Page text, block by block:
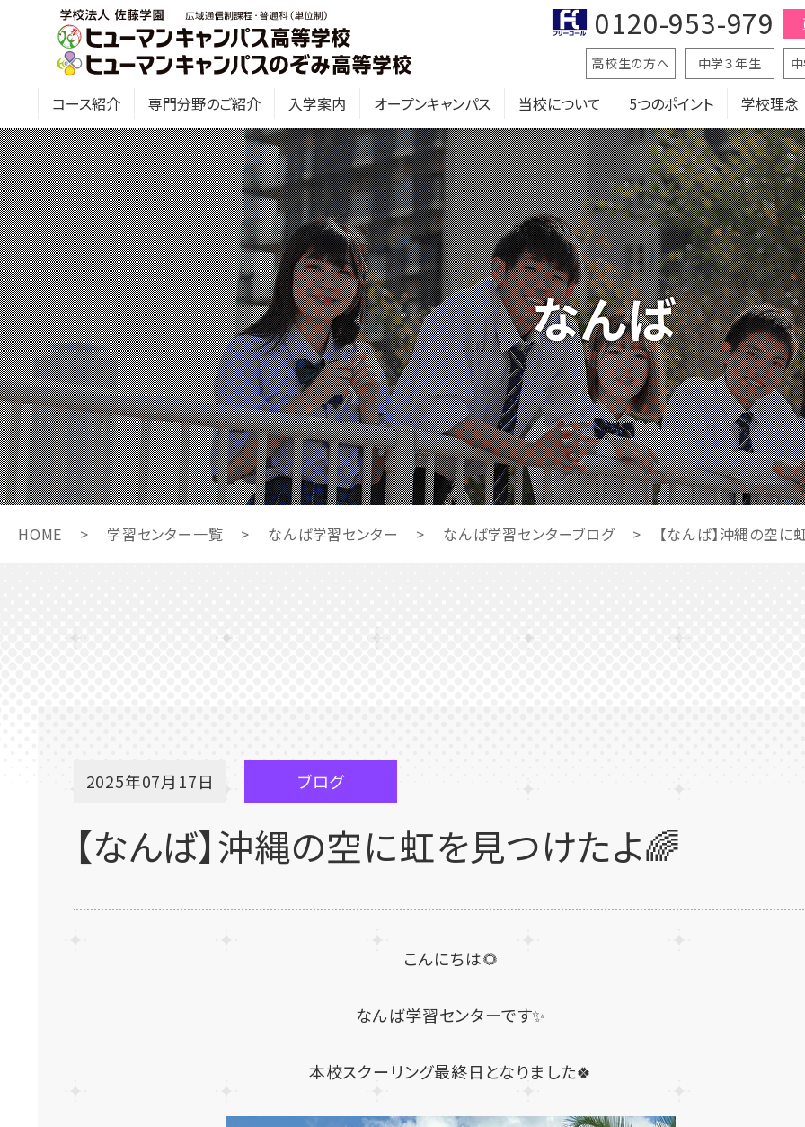
コース紹介 専門分野のご紹介 入学案内 オープンキャンパス 当校について 5つのポイント 学校理念
高校生の方へ 中学３年生
0120-953-979
なんば
HOME > 学習センター一覧 > なんば学習センター > なんば学習センターブログ > 【なんば】沖縄の空に
2025年07月17日 ブログ
【なんば】沖縄の空に虹を見つけたよ🌈
こんにちは🌻
なんば学習センターです✨
本校スクーリング最終日となりました🍀